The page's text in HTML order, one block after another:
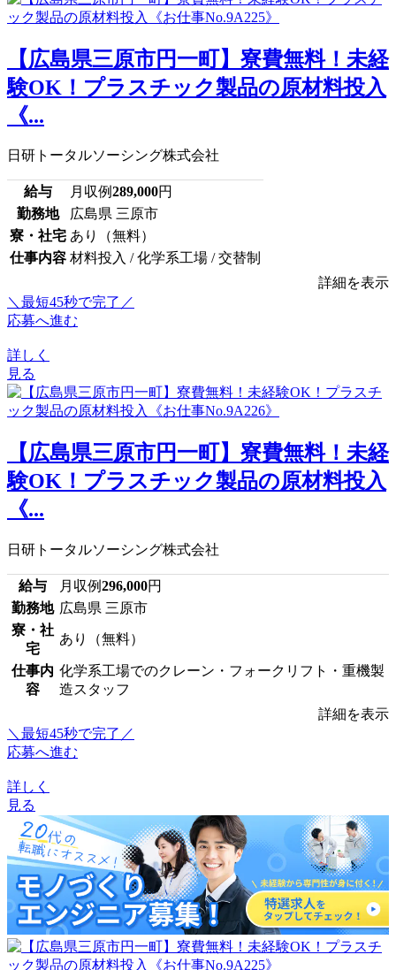
【広島県三原市円一町】寮費無料！未経
験OK！プラスチック製品の原材料投入
《...
日研トータルソーシング株式会社
給与 月収例289,000円
勤務地
広島県 三原市
寮・社宅 あり（無料）
仕事内容 材料投入 / 化学系工場 / 交替制
詳細を表示
＼最短45秒で完了／
応募へ進む
詳しく
見る
【広島県三原市円一町】寮費無料！未経
験OK！プラスチック製品の原材料投入
《...
日研トータルソーシング株式会社
給与 月収例296,000円
勤務地 広島県 三原市
寮・社
宅
あり（無料）
仕事内
容
化学系工場でのクレーン・フォークリフト・重機製
造スタッフ
詳細を表示
＼最短45秒で完了／
応募へ進む
詳しく
見る